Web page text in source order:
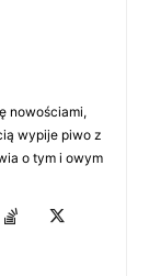
nowościami,
wypije piwo z
o tym i owym